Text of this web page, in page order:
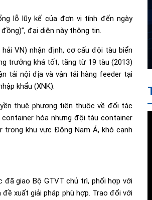
lỗ lũy kế của đơn vị tính đến ngày
đại diện này thông tin.
VN) nhận định, cơ cấu đội tàu biển
trưởng khá tốt, tăng từ 19 tàu (2013)
tải nội địa và vận tải hàng feeder tại
khẩu (XNK).
thuê phương tiện thuộc về đối tác
hóa nhưng đội tàu container
trong khu vực Đông Nam Á, khó cạnh
đã giao Bộ GTVT chủ trì, phối hợp với
xuất giải pháp phù hợp. Trao đổi với